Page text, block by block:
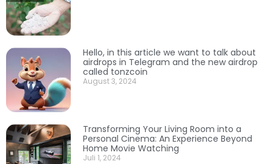
Hello, in this article we want to talk about
airdrops in Telegram and the new airdrop
called tonzcoin
August 3, 2024
Transforming Your Living Room into a
Personal Cinema: An Experience Beyond
Home Movie Watching
Juli 1, 2024